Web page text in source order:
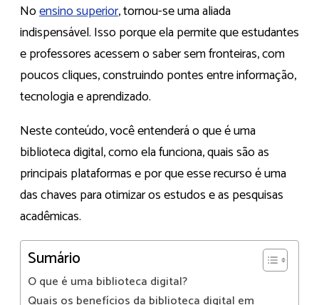
Noensino superior, tornou-se uma aliada
indispensável. Isso porque ela permite que estudantes
e professores acessem o saber sem fronteiras, com
poucos cliques, construindo pontes entre informação,
tecnologia e aprendizado.
Neste conteúdo, você entenderá o que é uma
biblioteca digital, como ela funciona, quais são as
principais plataformas e por que esse recurso é uma
das chaves para otimizar os estudos e as pesquisas
acadêmicas.
Sumário
O que é uma biblioteca digital?